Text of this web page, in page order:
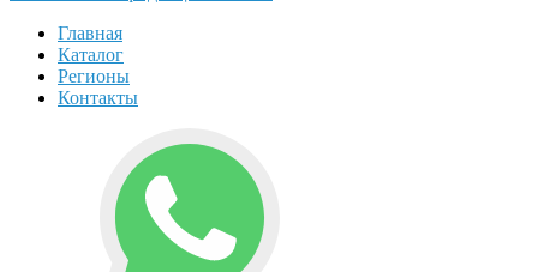
Главная
Каталог
Регионы
Контакты